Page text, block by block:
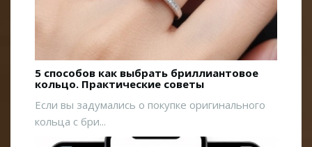
5 способов как выбрать бриллиантовое
кольцо. Практические советы
Если вы задумались о покупке оригинального
кольца с бри...